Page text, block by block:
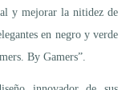
y mejorar la nitidez de
en negro y verde
By Gamers”.